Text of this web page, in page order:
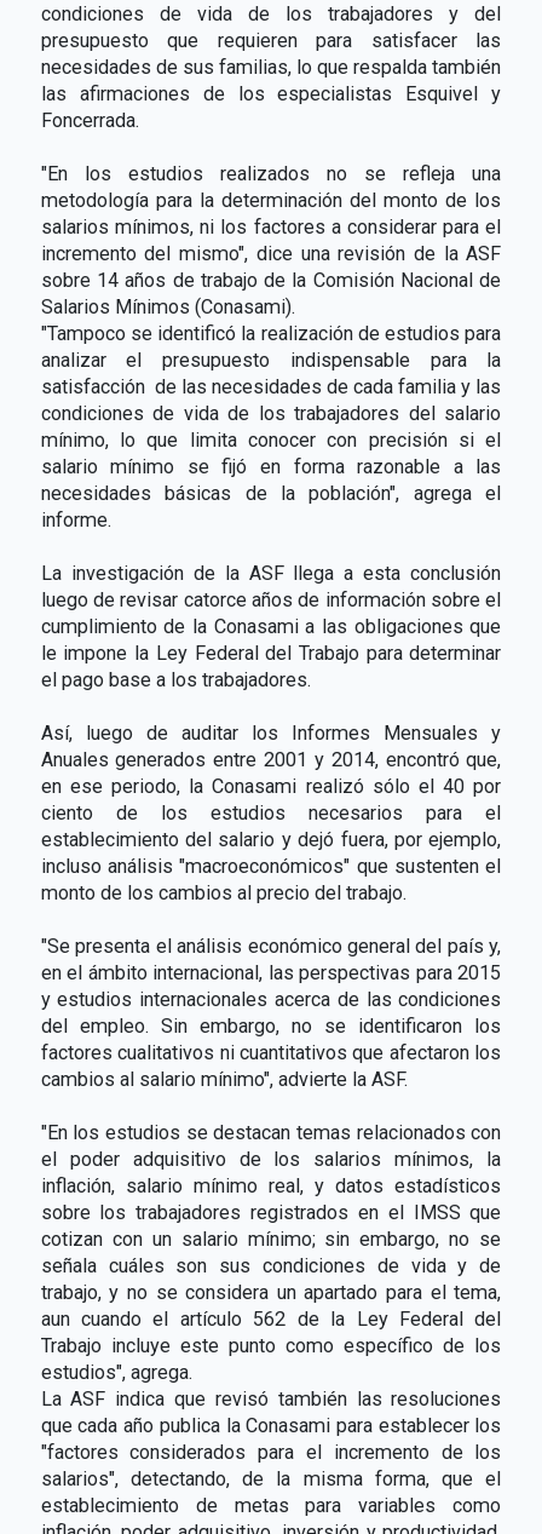
condiciones de vida de los trabajadores y del
presupuesto que requieren para satisfacer las
necesidades de sus familias, lo que respalda también
las afirmaciones de los especialistas Esquivel y
Foncerrada.
"En los estudios realizados no se refleja una
metodología para la determinación del monto de los
salarios mínimos, ni los factores a considerar para el
incremento del mismo", dice una revisión de la ASF
sobre 14 años de trabajo de la Comisión Nacional de
Salarios Mínimos (Conasami).
"Tampoco se identificó la realización de estudios para
analizar el presupuesto indispensable para la
satisfacción de las necesidades de cada familia y las
condiciones de vida de los trabajadores del salario
mínimo, lo que limita conocer con precisión si el
salario mínimo se fijó en forma razonable a las
necesidades básicas de la población", agrega el
informe.
La investigación de la ASF llega a esta conclusión
luego de revisar catorce años de información sobre el
cumplimiento de la Conasami a las obligaciones que
le impone la Ley Federal del Trabajo para determinar
el pago base a los trabajadores.
Así, luego de auditar los Informes Mensuales y
Anuales generados entre 2001 y 2014, encontró que,
en ese periodo, la Conasami realizó sólo el 40 por
ciento de los estudios necesarios para el
establecimiento del salario y dejó fuera, por ejemplo,
incluso análisis "macroeconómicos" que sustenten el
monto de los cambios al precio del trabajo.
"Se presenta el análisis económico general del país y,
en el ámbito internacional, las perspectivas para 2015
y estudios internacionales acerca de las condiciones
del empleo. Sin embargo, no se identificaron los
factores cualitativos ni cuantitativos que afectaron los
cambios al salario mínimo", advierte la ASF.
"En los estudios se destacan temas relacionados con
el poder adquisitivo de los salarios mínimos, la
inflación, salario mínimo real, y datos estadísticos
sobre los trabajadores registrados en el IMSS que
cotizan con un salario mínimo; sin embargo, no se
señala cuáles son sus condiciones de vida y de
trabajo, y no se considera un apartado para el tema,
aun cuando el artículo 562 de la Ley Federal del
Trabajo incluye este punto como específico de los
estudios", agrega.
La ASF indica que revisó también las resoluciones
que cada año publica la Conasami para establecer los
"factores considerados para el incremento de los
salarios", detectando, de la misma forma, que el
establecimiento de metas para variables como